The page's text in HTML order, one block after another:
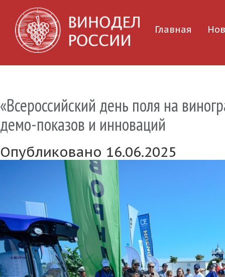
Главная
«Всероссийский день поля на
демо-показов и инноваций
Опубликовано 16.06.2025